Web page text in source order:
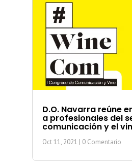
D.O. Navarra reúne
a profesionales del
comunicación y el
Oct 11, 2021 | 0 Comentario